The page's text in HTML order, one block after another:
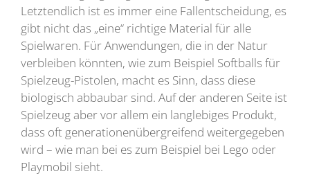
Letztendlich ist es immer eine Fallentscheidung, es
gibt nicht das „eine“ richtige Material für alle
Spielwaren. Für Anwendungen, die in der Natur
verbleiben könnten, wie zum Beispiel Softballs für
Spielzeug-Pistolen, macht es Sinn, dass diese
biologisch abbaubar sind. Auf der anderen Seite ist
Spielzeug aber vor allem ein langlebiges Produkt,
dass oft generationenübergreifend weitergegeben
wird – wie man bei es zum Beispiel bei Lego oder
Playmobil sieht.